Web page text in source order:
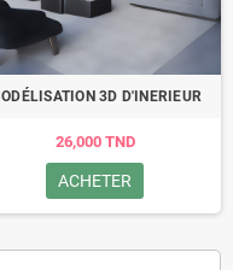
3D D'INERIEUR
26,000 TND
ACHETER